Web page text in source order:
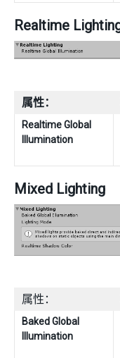
Realtime
属性：
Realtime Global
Illumination
Mixed Lighting
属性：
Baked Global
Illumination